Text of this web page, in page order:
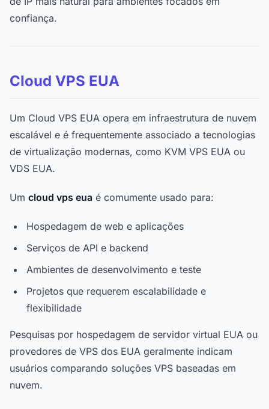
confiança.
Cloud VPS EUA
Um Cloud VPS EUA opera em infraestrutura de nuvem
escalável e é frequentemente associado a tecnologias
de virtualização modernas, como KVM VPS EUA ou
VDS EUA.
Um cloud vps eua é comumente usado para:
Hospedagem de web e aplicações
Serviços de API e backend
Ambientes de desenvolvimento e teste
Projetos que requerem escalabilidade e
flexibilidade
Pesquisas por hospedagem de servidor virtual EUA ou
provedores de VPS dos EUA geralmente indicam
usuários comparando soluções VPS baseadas em
nuvem.